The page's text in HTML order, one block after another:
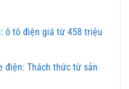
ô tô điện giá từ 458 triệu
điện: Thách thức từ sản